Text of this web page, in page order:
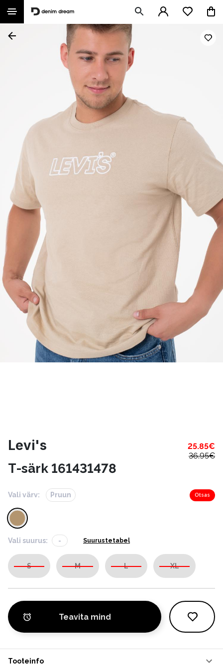
Levi's 25.85€
36.95€
T-särk 161431478
Vali värv: Pruun Otsas
Vali suurus: - Suurustetabel
S M L XL
Teavita mind
Tooteinfo